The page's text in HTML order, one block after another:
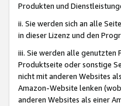
Produkten und
ii. Sie werden sich an alle
in dieser Lizenz und den
iii. Sie werden alle genutzten
Produktseite oder sonstige
nicht mit anderen Websites
Amazon-Website lenken
anderen Websites als einer